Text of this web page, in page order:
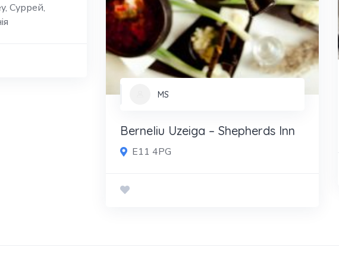
Суррей,
MS
Berneliu Uzeiga – Shepherds Inn
E11 4PG